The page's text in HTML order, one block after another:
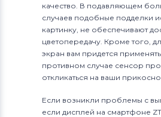
качество. В подавляющем
случаев подобные подделки
картинку, не обеспечивают
цветопередачу. Кроме того,
экран вам придется применять
противном случае сенсор
откликаться на ваши
Если возникли проблемы с
если дисплей на смартфоне